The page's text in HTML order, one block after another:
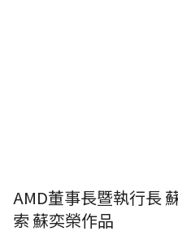
AMD董事長暨執行長
索 蘇奕榮作品